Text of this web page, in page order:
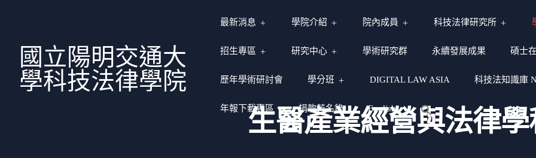
國立陽明交通大
學科技法律學院
最新消息 學院介紹 院內成員 科技法律研究所
招生專區 研究中心 學術研究群 永續發展成果 碩士
歷年學術研討會 學分班 DIGITAL LAW ASIA 科技法知識庫
年報下載專區 捐款芳名錄 English
生醫產業經營與法律學